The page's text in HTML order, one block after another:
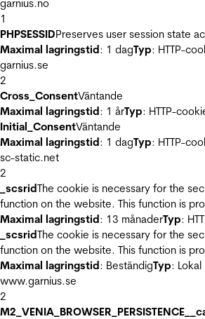
garnius.no
1
PHPSESSIDPreserves user session state
Maximal lagringstid: 1 dagTyp: HTTP-
garnius.se
2
Cross_ConsentVäntande
Maximal lagringstid: 1 årTyp: HTTP-
Initial_ConsentVäntande
Maximal lagringstid: 1 dagTyp: HTTP-
sc-static.net
2
_scsridThe cookie is necessary for the
function on the website. This function is
Maximal lagringstid: 13 månaderTyp:
_scsridThe cookie is necessary for the
function on the website. This function is
Maximal lagringstid: BeständigTyp: Lokal
www.garnius.se
2